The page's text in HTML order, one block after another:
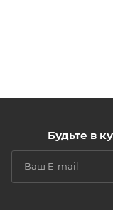
Будьте в